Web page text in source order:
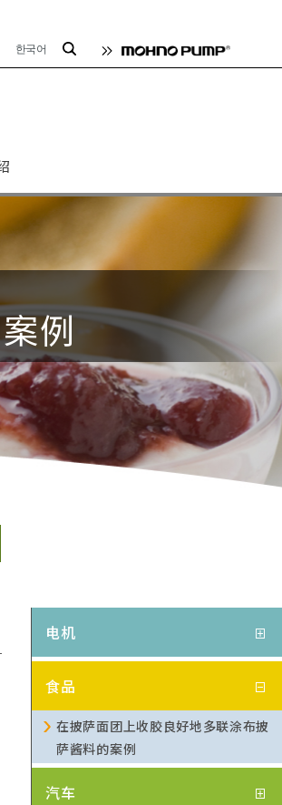
한국어
例
电机
食品
在披萨面团上收胶良好地多联涂布披
萨酱料的案例
汽车